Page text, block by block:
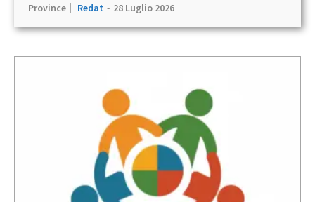
Province Redat - 28 Luglio 2026